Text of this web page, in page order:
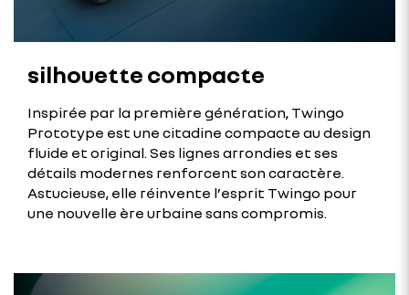
silhouette compacte
Inspirée par la première génération, Twingo
Prototype est une citadine compacte au design
fluide et original. Ses lignes arrondies et ses
détails modernes renforcent son caractère.
Astucieuse, elle réinvente l’esprit Twingo pour
une nouvelle ère urbaine sans compromis.